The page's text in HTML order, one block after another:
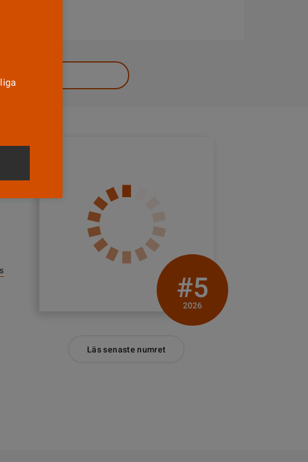
#5
2026
Läs senaste numret